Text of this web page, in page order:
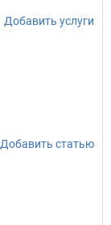
Добавить услуги
Добавить статью